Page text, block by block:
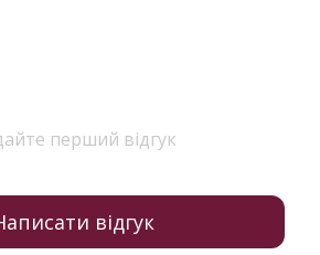
перший відгук
відгук